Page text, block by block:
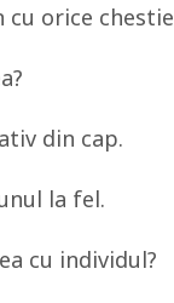
cu orice
din cap.
la fel.
cu individul?